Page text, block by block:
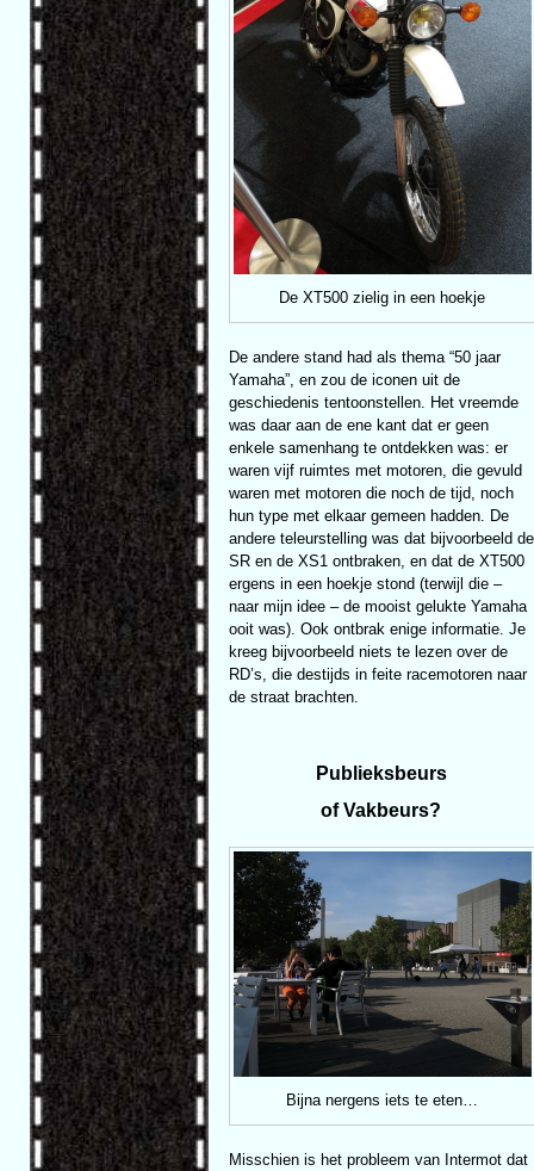
De XT500 zielig in een hoekje
De andere stand had als thema “50 jaar
Yamaha”, en zou de iconen uit de
geschiedenis tentoonstellen. Het vreemde
was daar aan de ene kant dat er geen
enkele samenhang te ontdekken was: er
waren vijf ruimtes met motoren, die gevuld
waren met motoren die noch de tijd, noch
hun type met elkaar gemeen hadden. De
andere teleurstelling was dat bijvoorbeeld de
SR en de XS1 ontbraken, en dat de XT500
ergens in een hoekje stond (terwijl die –
naar mijn idee – de mooist gelukte Yamaha
ooit was). Ook ontbrak enige informatie. Je
kreeg bijvoorbeeld niets te lezen over de
RD’s, die destijds in feite racemotoren naar
de straat brachten.
Publieksbeurs
of Vakbeurs?
Bijna nergens iets te eten…
Misschien is het probleem van Intermot dat